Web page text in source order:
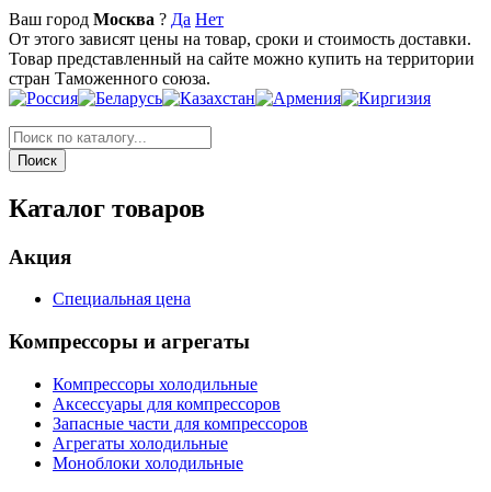
Ваш город Москва ? Да Нет
От этого зависят цены на товар, сроки и стоимость доставки.
Товар представленный на сайте можно купить на территории
стран Таможенного союза.
Каталог товаров
Акция
Специальная цена
Компрессоры и агрегаты
Компрессоры холодильные
Аксессуары для компрессоров
Запасные части для компрессоров
Агрегаты холодильные
Моноблоки холодильные